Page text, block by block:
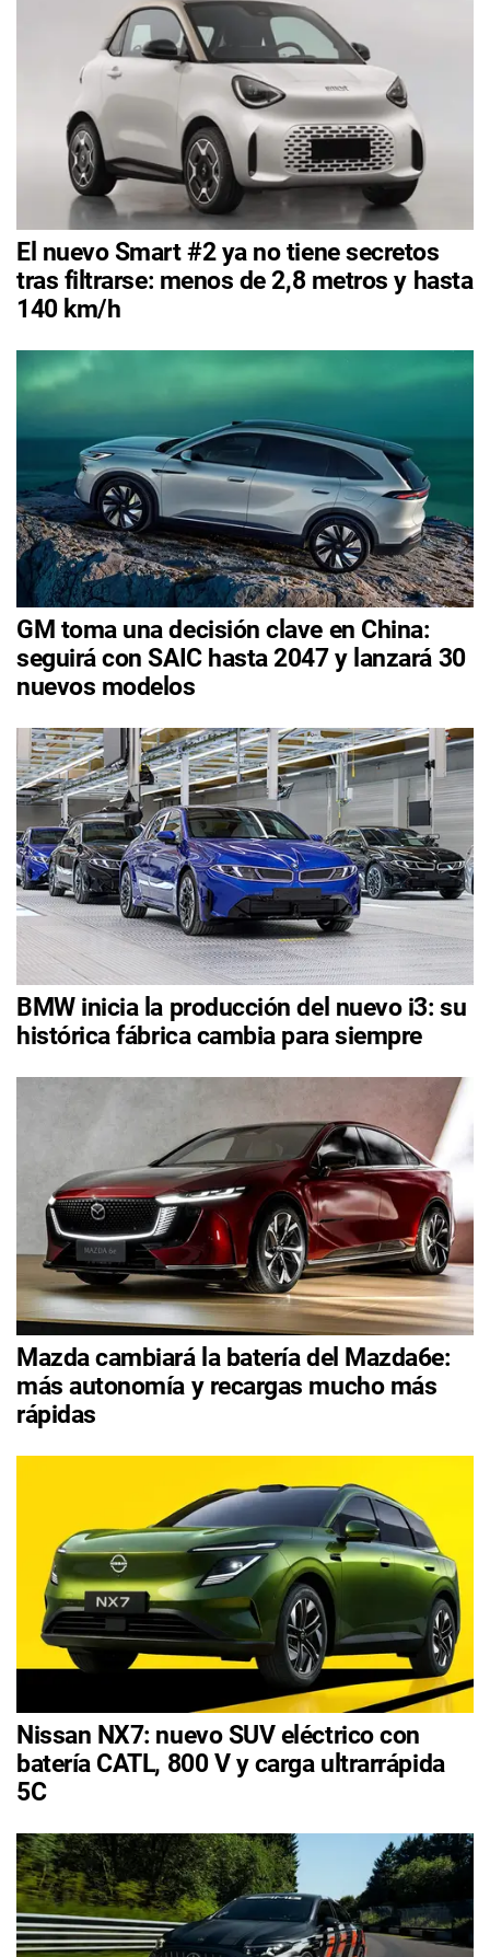
El nuevo Smart #2 ya no tiene secretos
tras filtrarse: menos de 2,8 metros y hasta
140 km/h
GM toma una decisión clave en China:
seguirá con SAIC hasta 2047 y lanzará 30
nuevos modelos
BMW inicia la producción del nuevo i3: su
histórica fábrica cambia para siempre
Mazda cambiará la batería del Mazda6e:
más autonomía y recargas mucho más
rápidas
Nissan NX7: nuevo SUV eléctrico con
batería CATL, 800 V y carga ultrarrápida
5C